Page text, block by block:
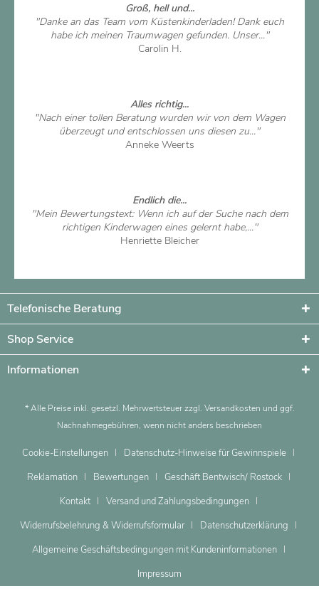
Groß, hell und...
"Danke an das Team vom Küstenkinderladen! Dank euch
habe ich meinen Traumwagen gefunden. Unser..."
Carolin H.
Alles richtig...
"Nach einer tollen Beratung wurden wir von dem Wagen
überzeugt und entschlossen uns diesen zu..."
Anneke Weerts
Endlich die...
"Mein Bewertungstext: Wenn ich auf der Suche nach dem
richtigen Kinderwagen eines gelernt habe,..."
Henriette Bleicher
Telefonische Beratung
Shop Service
Informationen
* Alle Preise inkl. gesetzl. Mehrwertsteuer zzgl. Versandkosten und ggf.
Nachnahmegebühren, wenn nicht anders beschrieben
Cookie-Einstellungen
Datenschutz-Hinweise für Gewinnspiele
Reklamation
Bewertungen
Geschäft Bentwisch/ Rostock
Kontakt
Versand und Zahlungsbedingungen
Widerrufsbelehrung & Widerrufsformular
Datenschutzerklärung
Allgemeine Geschäftsbedingungen mit Kundeninformationen
Impressum